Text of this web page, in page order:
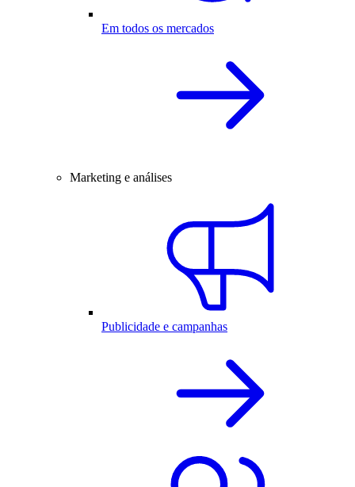
Em todos os mercados
Marketing e análises
Publicidade e campanhas